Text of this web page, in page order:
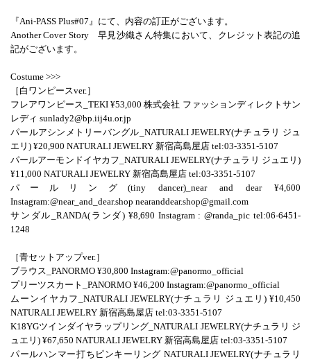
『Ani-PASS Plus#07』にて、内容の訂正がございます。
Another Cover Story 早見沙織さん特集において、クレジット表記の追
記がございます。
Costume >>>
［白ワンピースver.］
フレアワンピース_TEKI ¥53,000 株式会社 ファッションディレクトサン
レディ sunlady2@bp.iij4u.or.jp
パールアシンメトリーバングル_NATURALI JEWELRY(ナチュラリ ジュ
エリ) ¥20,900 NATURALI JEWELRY 新宿高島屋店 tel:03-3351-5107
パールアーモンドイヤカフ_NATURALI JEWELRY(ナチュラリ ジュエリ)
¥11,000 NATURALI JEWELRY 新宿高島屋店 tel:03-3351-5107
パールリング(tiny dancer)_near and dear ¥4,600
Instagram:@near_and_dear.shop nearanddear.shop@gmail.com
サンダル_RANDA(ランダ) ¥8,690 Instagram : @randa_pic tel:06-6451-
1248
［青セットアップver.］
ブラウス_PANORMO ¥30,800 Instagram:@panormo_official
プリーツスカート_PANORMO ¥46,200 Instagram:@panormo_official
ムーンイヤカフ_NATURALI JEWELRY(ナチュラリ ジュエリ) ¥10,450
NATURALI JEWELRY 新宿高島屋店 tel:03-3351-5107
K18YGツインダイヤラップリング_NATURALI JEWELRY(ナチュラリ ジ
ュエリ) ¥67,650 NATURALI JEWELRY 新宿高島屋店 tel:03-3351-5107
パールハンマー打ちピンキーリング NATURALI JEWELRY(ナチュラリ